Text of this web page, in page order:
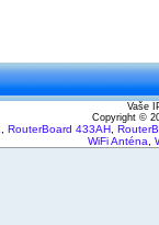
Vaše
Copyright ©
RouterBoard 433AH
WiFi Anténa